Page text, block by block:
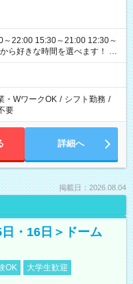
～22:00 15:30～21:00 12:30～
す
・WワークOK / シフト勤務 /
要
詳細へ
掲載日：2026.08.04
・16日＞ドーム
OK
大学生歓迎